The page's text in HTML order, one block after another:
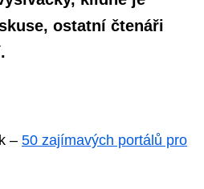
ostatní čtenáři
– 50 zajímavých portálů pro